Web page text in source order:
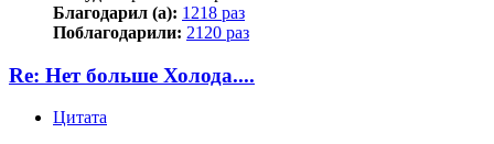
Благодарил (а): 1218 раз
Поблагодарили: 2120 раз
Re: Нет больше Холода....
Цитата